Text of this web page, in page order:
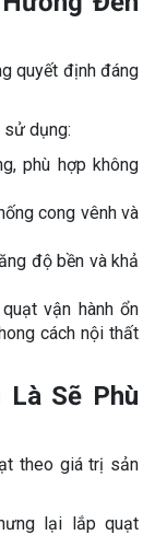
quyết định đáng
sử dụng:
phù hợp không
cong vênh và
độ bền và khả
vận hành ổn
cách nội thất
Là Sẽ Phù
theo giá trị sản
lại lắp quạt